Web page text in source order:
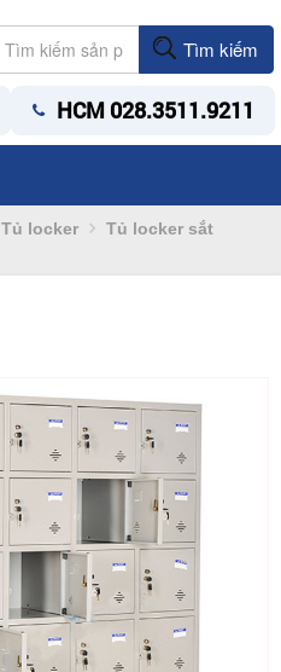
Tìm kiếm
HCM 028.3511.9211
Tủ locker Tủ locker sắt